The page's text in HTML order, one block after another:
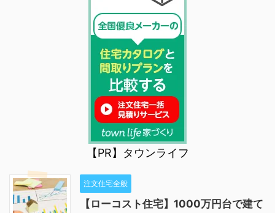
【PR】タウンライフ
注文住宅全般
【ローコスト住宅】1000万円台で建て